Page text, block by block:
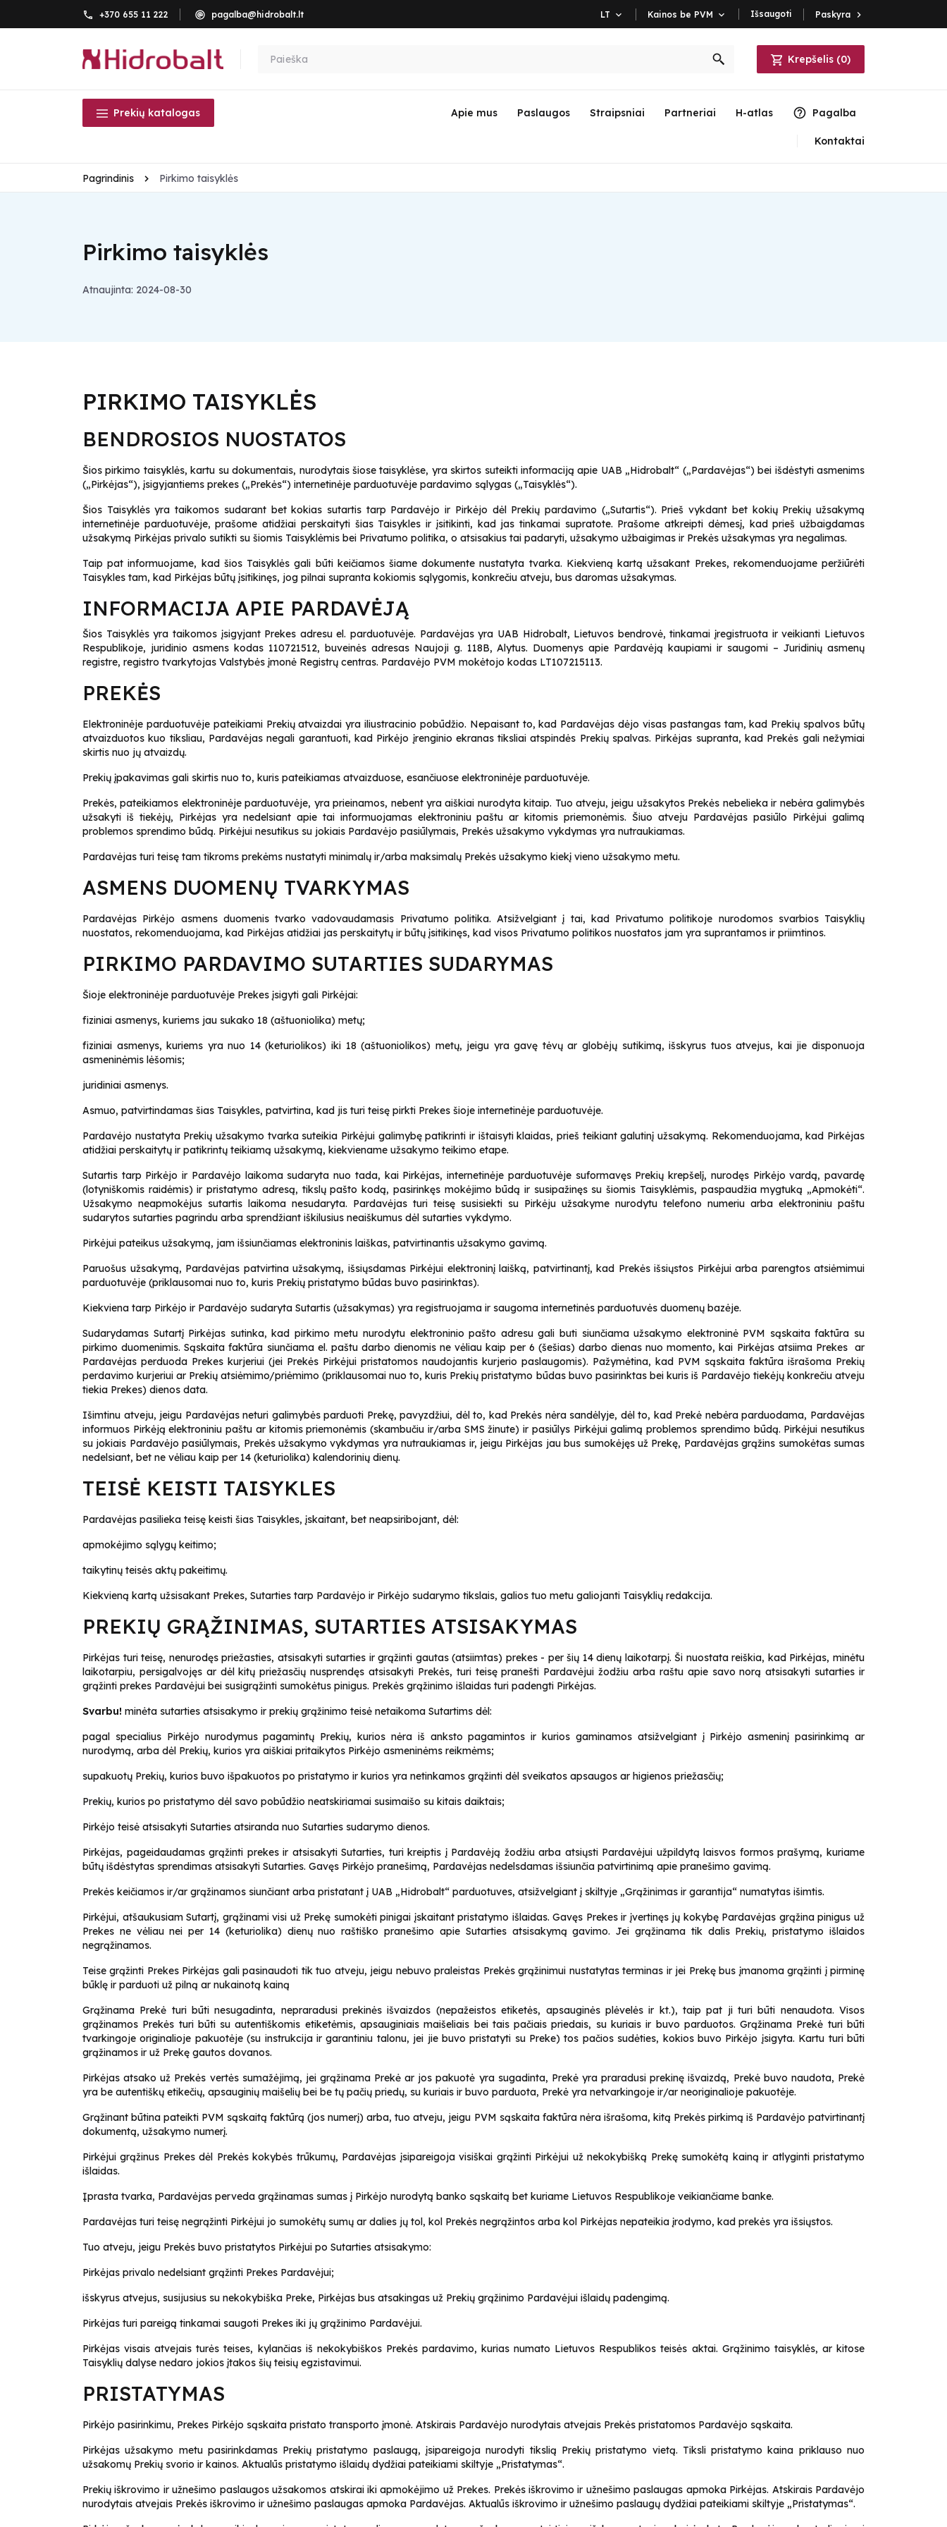
+370 655 11 222 pagalba@hidrobalt.lt LT  Kainos be PVM  Išsaugoti Paskyra 
Krepšelis (0)
Prekių katalogas Apie mus Paslaugos Straipsniai Partneriai H-atlas Pagalba
Kontaktai
Pagrindinis Pirkimo taisyklės
Pirkimo taisyklės
Atnaujinta: 2024-08-30
PIRKIMO TAISYKLĖS
BENDROSIOS NUOSTATOS
Šios pirkimo taisyklės, kartu su dokumentais, nurodytais šiose taisyklėse, yra skirtos suteikti informaciją apie UAB „Hidrobalt“ („Pardavėjas“) bei išdėstyti asmenims
(„Pirkėjas“), įsigyjantiems prekes („Prekės“) internetinėje parduotuvėje pardavimo sąlygas („Taisyklės“).
Šios Taisyklės yra taikomos sudarant bet kokias sutartis tarp Pardavėjo ir Pirkėjo dėl Prekių pardavimo („Sutartis“). Prieš vykdant bet kokių Prekių užsakymą
internetinėje parduotuvėje, prašome atidžiai perskaityti šias Taisykles ir įsitikinti, kad jas tinkamai supratote. Prašome atkreipti dėmesį, kad prieš užbaigdamas
užsakymą Pirkėjas privalo sutikti su šiomis Taisyklėmis bei Privatumo politika, o atsisakius tai padaryti, užsakymo užbaigimas ir Prekės užsakymas yra negalimas.
Taip pat informuojame, kad šios Taisyklės gali būti keičiamos šiame dokumente nustatyta tvarka. Kiekvieną kartą užsakant Prekes, rekomenduojame peržiūrėti
Taisykles tam, kad Pirkėjas būtų įsitikinęs, jog pilnai supranta kokiomis sąlygomis, konkrečiu atveju, bus daromas užsakymas.
INFORMACIJA APIE PARDAVĖJĄ
Šios Taisyklės yra taikomos įsigyjant Prekes adresuel. parduotuvėje. Pardavėjas yra UAB Hidrobalt, Lietuvos bendrovė, tinkamai įregistruota ir veikianti Lietuvos
Respublikoje, juridinio asmens kodas 110721512, buveinės adresas Naujoji g. 118B, Alytus. Duomenys apie Pardavėją kaupiami ir saugomi – Juridinių asmenų
registre, registro tvarkytojas Valstybės įmonė Registrų centras. Pardavėjo PVM mokėtojo kodas LT107215113.
PREKĖS
Elektroninėje parduotuvėje pateikiami Prekių atvaizdai yra iliustracinio pobūdžio. Nepaisant to, kad Pardavėjas dėjo visas pastangas tam, kad Prekių spalvos būtų
atvaizduotos kuo tiksliau, Pardavėjas negali garantuoti, kad Pirkėjo įrenginio ekranas tiksliai atspindės Prekių spalvas. Pirkėjas supranta, kad Prekės gali nežymiai
skirtis nuo jų atvaizdų.
Prekių įpakavimas gali skirtis nuo to, kuris pateikiamas atvaizduose, esančiuose elektroninėje parduotuvėje.
Prekės, pateikiamos elektroninėje parduotuvėje, yra prieinamos, nebent yra aiškiai nurodyta kitaip. Tuo atveju, jeigu užsakytos Prekės nebelieka ir nebėra galimybės
užsakyti iš tiekėjų, Pirkėjas yra nedelsiant apie tai informuojamas elektroniniu paštu ar kitomis priemonėmis. Šiuo atveju Pardavėjas pasiūlo Pirkėjui galimą
problemos sprendimo būdą. Pirkėjui nesutikus su jokiais Pardavėjo pasiūlymais, Prekės užsakymo vykdymas yra nutraukiamas.
Pardavėjas turi teisę tam tikroms prekėms nustatyti minimalų ir/arba maksimalų Prekės užsakymo kiekį vieno užsakymo metu.
ASMENS DUOMENŲ TVARKYMAS
Pardavėjas Pirkėjo asmens duomenis tvarko vadovaudamasis Privatumo politika. Atsižvelgiant į tai, kad Privatumo politikoje nurodomos svarbios Taisyklių
nuostatos, rekomenduojama, kad Pirkėjas atidžiai jas perskaitytų ir būtų įsitikinęs, kad visos Privatumo politikos nuostatos jam yra suprantamos ir priimtinos.
PIRKIMO PARDAVIMO SUTARTIES SUDARYMAS
Šioje elektroninėje parduotuvėje Prekes įsigyti gali Pirkėjai:
fiziniai asmenys, kuriems jau sukako 18 (aštuoniolika) metų;
fiziniai asmenys, kuriems yra nuo 14 (keturiolikos) iki 18 (aštuoniolikos) metų, jeigu yra gavę tėvų ar globėjų sutikimą, išskyrus tuos atvejus, kai jie disponuoja
asmeninėmis lėšomis;
juridiniai asmenys.
Asmuo, patvirtindamas šias Taisykles, patvirtina, kad jis turi teisę pirkti Prekes šioje internetinėje parduotuvėje.
Pardavėjo nustatyta Prekių užsakymo tvarka suteikia Pirkėjui galimybę patikrinti ir ištaisyti klaidas, prieš teikiant galutinį užsakymą. Rekomenduojama, kad Pirkėjas
atidžiai perskaitytų ir patikrintų teikiamą užsakymą, kiekviename užsakymo teikimo etape.
Sutartis tarp Pirkėjo ir Pardavėjo laikoma sudaryta nuo tada, kai Pirkėjas, internetinėje parduotuvėje suformavęs Prekių krepšelį, nurodęs Pirkėjo vardą, pavardę
(lotyniškomis raidėmis) ir pristatymo adresą, tikslų pašto kodą, pasirinkęs mokėjimo būdą ir susipažinęs su šiomis Taisyklėmis, paspaudžia mygtuką „Apmokėti“.
Užsakymo neapmokėjus sutartis laikoma nesudaryta. Pardavėjas turi teisę susisiekti su Pirkėju užsakyme nurodytu telefono numeriu arba elektroniniu paštu
sudarytos sutarties pagrindu arba sprendžiant iškilusius neaiškumus dėl sutarties vykdymo.
Pirkėjui pateikus užsakymą, jam išsiunčiamas elektroninis laiškas, patvirtinantis užsakymo gavimą.
Paruošus užsakymą, Pardavėjas patvirtina užsakymą, išsiųsdamas Pirkėjui elektroninį laišką, patvirtinantį, kad Prekės išsiųstos Pirkėjui arba parengtos atsiėmimui
parduotuvėje (priklausomai nuo to, kuris Prekių pristatymo būdas buvo pasirinktas).
Kiekviena tarp Pirkėjo ir Pardavėjo sudaryta Sutartis (užsakymas) yra registruojama ir saugoma internetinės parduotuvės duomenų bazėje.
Sudarydamas Sutartį Pirkėjas sutinka, kad pirkimo metu nurodytu elektroninio pašto adresu gali buti siunčiama užsakymo elektroninė PVM sąskaita faktūra su
pirkimo duomenimis. Sąskaita faktūra siunčiama el. paštu darbo dienomis ne vėliau kaip per 6 (šešias) darbo dienas nuo momento, kai Pirkėjas atsiima Prekes ar
Pardavėjas perduoda Prekes kurjeriui (jei Prekės Pirkėjui pristatomos naudojantis kurjerio paslaugomis). Pažymėtina, kad PVM sąskaita faktūra išrašoma Prekių
perdavimo kurjeriui ar Prekių atsiėmimo/priėmimo (priklausomai nuo to, kuris Prekių pristatymo būdas buvo pasirinktas bei kuris iš Pardavėjo tiekėjų konkrečiu atveju
tiekia Prekes) dienos data.
Išimtinu atveju, jeigu Pardavėjas neturi galimybės parduoti Prekę, pavyzdžiui, dėl to, kad Prekės nėra sandėlyje, dėl to, kad Prekė nebėra parduodama, Pardavėjas
informuos Pirkėją elektroniniu paštu ar kitomis priemonėmis (skambučiu ir/arba SMS žinute) ir pasiūlys Pirkėjui galimą problemos sprendimo būdą. Pirkėjui nesutikus
su jokiais Pardavėjo pasiūlymais, Prekės užsakymo vykdymas yra nutraukiamas ir, jeigu Pirkėjas jau bus sumokėjęs už Prekę, Pardavėjas grąžins sumokėtas sumas
nedelsiant, bet ne vėliau kaip per 14 (keturiolika) kalendorinių dienų.
TEISĖ KEISTI TAISYKLES
Pardavėjas pasilieka teisę keisti šias Taisykles, įskaitant, bet neapsiribojant, dėl:
apmokėjimo sąlygų keitimo;
taikytinų teisės aktų pakeitimų.
Kiekvieną kartą užsisakant Prekes, Sutarties tarp Pardavėjo ir Pirkėjo sudarymo tikslais, galios tuo metu galiojanti Taisyklių redakcija.
PREKIŲ GRĄŽINIMAS, SUTARTIES ATSISAKYMAS
Pirkėjas turi teisę, nenurodęs priežasties, atsisakyti sutarties ir grąžinti gautas (atsiimtas) prekes - per šių 14 dienų laikotarpį. Ši nuostata reiškia, kad Pirkėjas, minėtu
laikotarpiu, persigalvojęs ar dėl kitų priežasčių nusprendęs atsisakyti Prekės, turi teisę pranešti Pardavėjui žodžiu arba raštu apie savo norą atsisakyti sutarties ir
grąžinti prekes Pardavėjui bei susigrąžinti sumokėtus pinigus. Prekės grąžinimo išlaidas turi padengti Pirkėjas.
Svarbu! minėta sutarties atsisakymo ir prekių grąžinimo teisė netaikoma Sutartims dėl:
pagal specialius Pirkėjo nurodymus pagamintų Prekių, kurios nėra iš anksto pagamintos ir kurios gaminamos atsižvelgiant į Pirkėjo asmeninį pasirinkimą ar
nurodymą, arba dėl Prekių, kurios yra aiškiai pritaikytos Pirkėjo asmeninėms reikmėms;
supakuotų Prekių, kurios buvo išpakuotos po pristatymo ir kurios yra netinkamos grąžinti dėl sveikatos apsaugos ar higienos priežasčių;
Prekių, kurios po pristatymo dėl savo pobūdžio neatskiriamai susimaišo su kitais daiktais;
Pirkėjo teisė atsisakyti Sutarties atsiranda nuo Sutarties sudarymo dienos.
Pirkėjas, pageidaudamas grąžinti prekes ir atsisakyti Sutarties, turi kreiptis į Pardavėją žodžiu arba atsiųsti Pardavėjui užpildytą laisvos formos prašymą, kuriame
būtų išdėstytas sprendimas atsisakyti Sutarties. Gavęs Pirkėjo pranešimą, Pardavėjas nedelsdamas išsiunčia patvirtinimą apie pranešimo gavimą.
Prekės keičiamos ir/ar grąžinamos siunčiant arba pristatant į UAB „Hidrobalt“ parduotuves, atsižvelgiant į skiltyje „Grąžinimas ir garantija“ numatytas išimtis.
Pirkėjui, atšaukusiam Sutartį, grąžinami visi už Prekę sumokėti pinigai įskaitant pristatymo išlaidas. Gavęs Prekes ir įvertinęs jų kokybę Pardavėjas grąžina pinigus už
Prekes ne vėliau nei per 14 (keturiolika) dienų nuo raštiško pranešimo apie Sutarties atsisakymą gavimo. Jei grąžinama tik dalis Prekių, pristatymo išlaidos
negrąžinamos.
Teise grąžinti Prekes Pirkėjas gali pasinaudoti tik tuo atveju, jeigu nebuvo praleistas Prekės grąžinimui nustatytas terminas ir jei Prekę bus įmanoma grąžinti į pirminę
būklę ir parduoti už pilną ar nukainotą kainą
Grąžinama Prekė turi būti nesugadinta, nepraradusi prekinės išvaizdos (nepažeistos etiketės, apsauginės plėvelės ir kt.), taip pat ji turi būti nenaudota. Visos
grąžinamos Prekės turi būti su autentiškomis etiketėmis, apsauginiais maišeliais bei tais pačiais priedais, su kuriais ir buvo parduotos. Grąžinama Prekė turi būti
tvarkingoje originalioje pakuotėje (su instrukcija ir garantiniu talonu, jei jie buvo pristatyti su Preke) tos pačios sudėties, kokios buvo Pirkėjo įsigyta. Kartu turi būti
grąžinamos ir už Prekę gautos dovanos.
Pirkėjas atsako už Prekės vertės sumažėjimą, jei grąžinama Prekė ar jos pakuotė yra sugadinta, Prekė yra praradusi prekinę išvaizdą, Prekė buvo naudota, Prekė
yra be autentiškų etikečių, apsauginių maišelių bei be tų pačių priedų, su kuriais ir buvo parduota, Prekė yra netvarkingoje ir/ar neoriginalioje pakuotėje.
Grąžinant būtina pateikti PVM sąskaitą faktūrą (jos numerį) arba, tuo atveju, jeigu PVM sąskaita faktūra nėra išrašoma, kitą Prekės pirkimą iš Pardavėjo patvirtinantį
dokumentą, užsakymo numerį.
Pirkėjui grąžinus Prekes dėl Prekės kokybės trūkumų, Pardavėjas įsipareigoja visiškai grąžinti Pirkėjui už nekokybišką Prekę sumokėtą kainą ir atlyginti pristatymo
išlaidas.
Įprasta tvarka, Pardavėjas perveda grąžinamas sumas į Pirkėjo nurodytą banko sąskaitą bet kuriame Lietuvos Respublikoje veikiančiame banke.
Pardavėjas turi teisę negrąžinti Pirkėjui jo sumokėtų sumų ar dalies jų tol, kol Prekės negrąžintos arba kol Pirkėjas nepateikia įrodymo, kad prekės yra išsiųstos.
Tuo atveju, jeigu Prekės buvo pristatytos Pirkėjui po Sutarties atsisakymo:
Pirkėjas privalo nedelsiant grąžinti Prekes Pardavėjui;
išskyrus atvejus, susijusius su nekokybiška Preke, Pirkėjas bus atsakingas už Prekių grąžinimo Pardavėjui išlaidų padengimą.
Pirkėjas turi pareigą tinkamai saugoti Prekes iki jų grąžinimo Pardavėjui.
Pirkėjas visais atvejais turės teises, kylančias iš nekokybiškos Prekės pardavimo, kurias numato Lietuvos Respublikos teisės aktai. Grąžinimo taisyklės, ar kitose
Taisyklių dalyse nedaro jokios įtakos šių teisių egzistavimui.
PRISTATYMAS
Pirkėjo pasirinkimu, Prekes Pirkėjo sąskaita pristato transporto įmonė. Atskirais Pardavėjo nurodytais atvejais Prekės pristatomos Pardavėjo sąskaita.
Pirkėjas užsakymo metu pasirinkdamas Prekių pristatymo paslaugą, įsipareigoja nurodyti tikslią Prekių pristatymo vietą. Tiksli pristatymo kaina priklauso nuo
užsakomų Prekių svorio ir kainos. Aktualūs pristatymo išlaidų dydžiai pateikiami skiltyje „Pristatymas“.
Prekių iškrovimo ir užnešimo paslaugos užsakomos atskirai iki apmokėjimo už Prekes. Prekės iškrovimo ir užnešimo paslaugas apmoka Pirkėjas. Atskirais Pardavėjo
nurodytais atvejais Prekės iškrovimo ir užnešimo paslaugas apmoka Pardavėjas. Aktualūs iškrovimo ir užnešimo paslaugų dydžiai pateikiami skiltyje „Pristatymas“.